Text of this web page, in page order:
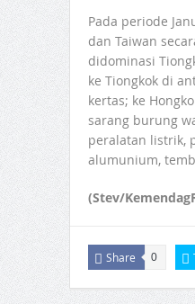
Pada periode
dan Taiwan
didominasi
ke Tiongkok di
kertas; ke
sarang burung
peralatan listrik,
alumunium,
(Stev/
Share 0